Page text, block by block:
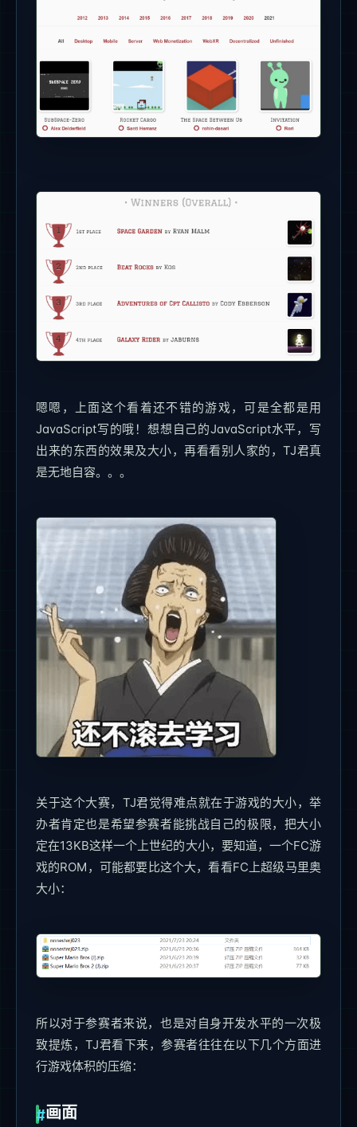
嗯嗯，上面这个看着还不错的游戏，可是全都是用
JavaScript写的哦！想想自己的JavaScript水平，写
出来的东西的效果及大小，再看看别人家的，TJ君真
是无地自容。。。
关于这个大赛，TJ君觉得难点就在于游戏的大小，举
办者肯定也是希望参赛者能挑战自己的极限，把大小
定在13KB这样一个上世纪的大小，要知道，一个FC游
戏的ROM，可能都要比这个大，看看FC上超级马里奥
大小：
所以对于参赛者来说，也是对自身开发水平的一次极
致提炼，TJ君看下来，参赛者往往在以下几个方面进
行游戏体积的压缩：
画面